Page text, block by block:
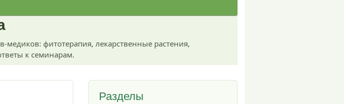
медиков: фитотерапия, лекарственные растения,
к семинарам.
Разделы